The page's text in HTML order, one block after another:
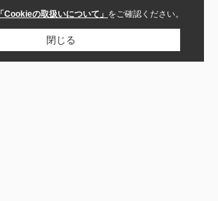
「Cookieの取扱いについて」 をご確認ください。
閉じる